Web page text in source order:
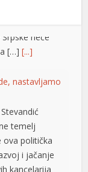
nastavljamo
temelj
politička
i jačanje
kancelarija
Dubici,
sredinama